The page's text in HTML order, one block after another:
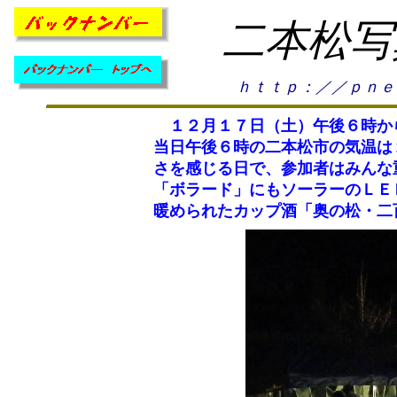
二本松
ｈｔｔｐ：／／ｐｎ
１２月１７日（土）午後６時か
当日午後６時の二本松市の気温
さを感じる日で、参加者はみん
「ボラード」にもソーラーのＬ
暖められたカップ酒「奥の松・